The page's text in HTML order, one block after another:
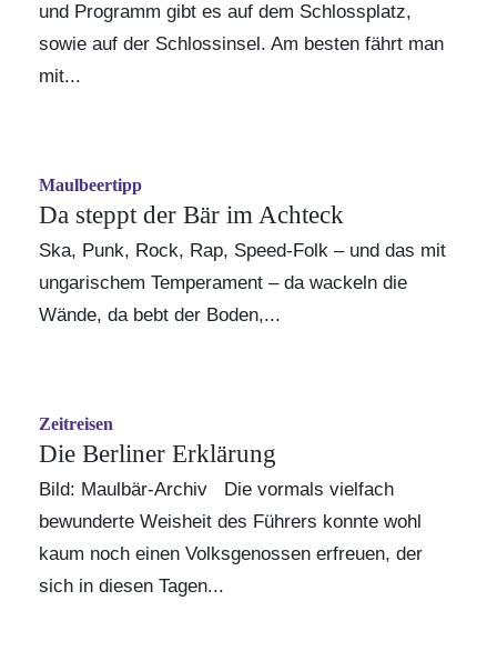
und Programm gibt es auf dem Schlossplatz,
sowie auf der Schlossinsel. Am besten fährt man
mit...
Maulbeertipp
Da steppt der Bär im Achteck
Ska, Punk, Rock, Rap, Speed-Folk – und das mit
ungarischem Temperament – da wackeln die
Wände, da bebt der Boden,...
Zeitreisen
Die Berliner Erklärung
Bild: Maulbär-Archiv Die vormals vielfach
bewunderte Weisheit des Führers konnte wohl
kaum noch einen Volksgenossen erfreuen, der
sich in diesen Tagen...